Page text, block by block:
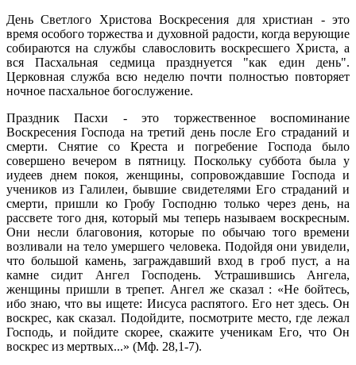
День Светлого Христова Воскресения для христиан - это
время особого торжества и духовной радости, когда верующие
собираются на службы славословить воскресшего Христа, а
вся Пасхальная седмица празднуется "как един день".
Церковная служба всю неделю почти полностью повторяет
ночное пасхальное богослужение.
Праздник Пасхи - это торжественное воспоминание
Воскресения Господа на третий день после Его страданий и
смерти. Снятие со Креста и погребение Господа было
совершено вечером в пятницу. Поскольку суббота была у
иудеев днем покоя, женщины, сопровождавшие Господа и
учеников из Галилеи, бывшие свидетелями Его страданий и
смерти, пришли ко Гробу Господню только через день, на
рассвете того дня, который мы теперь называем воскресным.
Они несли благовония, которые по обычаю того времени
возливали на тело умершего человека. Подойдя они увидели,
что большой камень, заграждавший вход в гроб пуст, а на
камне сидит Ангел Господень. Устрашившись Ангела,
женщины пришли в трепет. Ангел же сказал : «Не бойтесь,
ибо знаю, что вы ищете: Иисуса распятого. Его нет здесь. Он
воскрес, как сказал. Подойдите, посмотрите место, где лежал
Господь, и пойдите скорее, скажите ученикам Его, что Он
воскрес из мертвых...» (Мф. 28,1-7).